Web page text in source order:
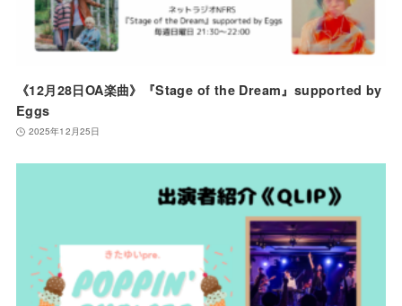
《12月28日OA楽曲》『Stage of the Dream』supported by
Eggs
2025年12月25日